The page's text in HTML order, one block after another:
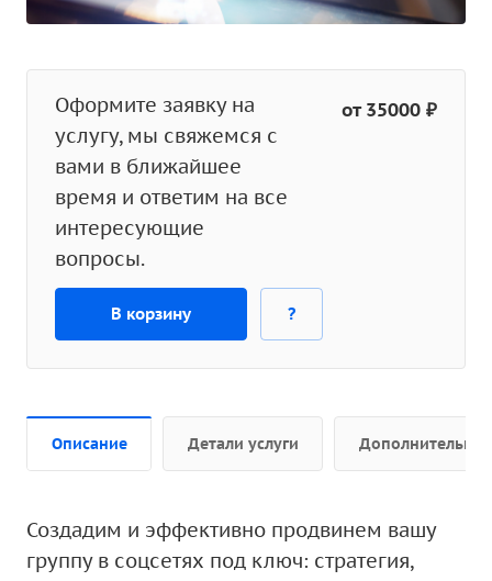
Оформите заявку на
услугу, мы свяжемся с
вами в ближайшее
время и ответим на все
интересующие
вопросы.
от 35000 ₽
В корзину ?
Описание Детали услуги Дополнительно
Создадим и эффективно продвинем вашу
группу в соцсетях под ключ: стратегия,